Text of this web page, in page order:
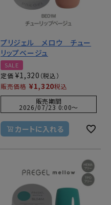
プリジェル メロウ チュー
リップベージュ
SALE
定価 ¥1,320
販売価格 ¥1,320税込
販売期間
2026/07/23 0:00〜
カートに入れる